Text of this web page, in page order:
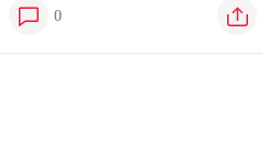
0